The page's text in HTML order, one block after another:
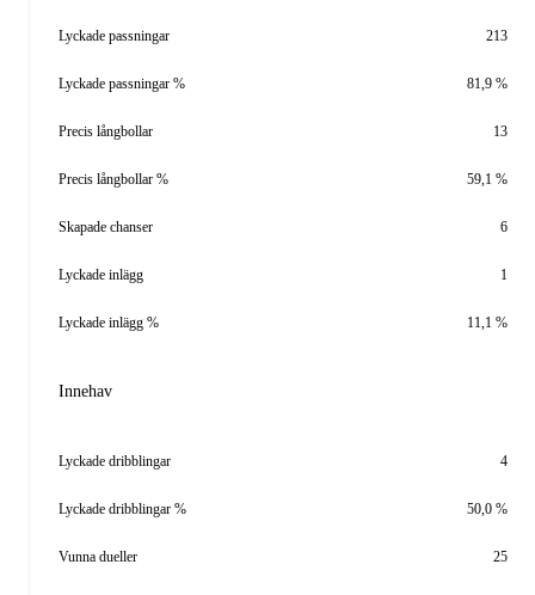
Lyckade passningar 213
Lyckade passningar % 81,9 %
Precis långbollar 13
Precis långbollar % 59,1 %
Skapade chanser 6
Lyckade inlägg 1
Lyckade inlägg % 11,1 %
Innehav
Lyckade dribblingar 4
Lyckade dribblingar % 50,0 %
Vunna dueller 25